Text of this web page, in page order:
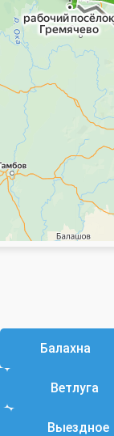
Балахна
Ветлуга
Выездное